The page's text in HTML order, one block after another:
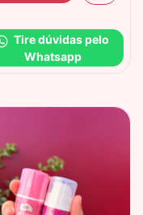
Tire dúvidas pelo
Whatsapp